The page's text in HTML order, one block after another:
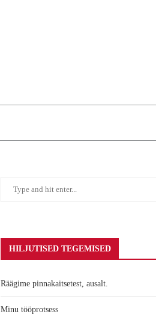
HILJUTISED TEGEMISED
Räägime pinnakaitsetest, ausalt.
Minu tööprotsess